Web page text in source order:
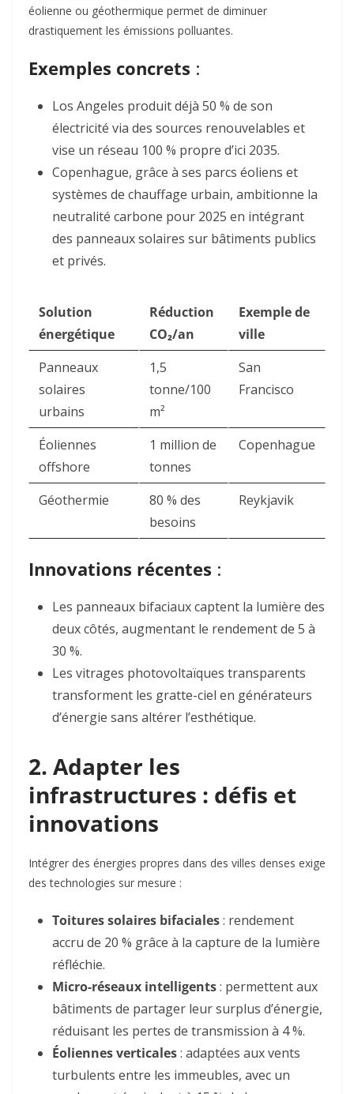
éolienne ou géothermique permet de diminuer
drastiquement les émissions polluantes.
Exemples concrets :
Los Angeles produit déjà 50 % de son
électricité via des sources renouvelables et
vise un réseau 100 % propre d’ici 2035.
Copenhague, grâce à ses parcs éoliens et
systèmes de chauffage urbain, ambitionne la
neutralité carbone pour 2025 en intégrant
des panneaux solaires sur bâtiments publics
et privés.
Solution
énergétique
Réduction
CO₂/an
Exemple de
ville
Panneaux
solaires
urbains
1,5
tonne/100
m²
San
Francisco
Éoliennes
offshore
1 million de
tonnes
Copenhague
Géothermie
80 % des
besoins
Reykjavik
Innovations récentes :
Les panneaux bifaciaux captent la lumière des
deux côtés, augmentant le rendement de 5 à
30 %.
Les vitrages photovoltaïques transparents
transforment les gratte-ciel en générateurs
d’énergie sans altérer l’esthétique.
2. Adapter les
infrastructures : défis et
innovations
Intégrer des énergies propres dans des villes denses exige
des technologies sur mesure :
Toitures solaires bifaciales: rendement
accru de 20 % grâce à la capture de la lumière
réfléchie.
Micro-réseaux intelligents: permettent aux
bâtiments de partager leur surplus d’énergie,
réduisant les pertes de transmission à 4 %.
Éoliennes verticales: adaptées aux vents
turbulents entre les immeubles, avec un